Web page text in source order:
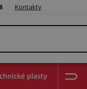
Kontakty
plasty